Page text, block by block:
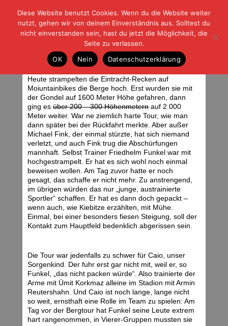
| | |BLOG-GFußball und der Rest
HOME|REGELN|IMPRESSUM |DATENSCHUTZ
Friedhelm im Peloton
Donnerstag, 10.07.08 | 15:09 Uhr
Heute strampelten die Eintracht-Recken auf
Moiuntainbikes die Berge hoch. Erst wurden sie mit
der Gondel auf 1600 Meter Höhe gefahren, dann
ging es über 200 – 300 Höhenmetern auf 2.000
Meter weiter. War ne ziemlich harte Tour, wie man
dann später bei der Rückfahrt merkte. Aber außer
Michael Fink, der einmal stürzte, hat sich niemand
verletzt, und auch Fink trug die Abschürfungen
mannhaft. Selbst Trainer Friedhelm Funkel war mit
hochgestrampelt. Er hat es sich wohl noch einmal
beweisen wollen. Am Tag zuvor hatte er noch
gesagt, das schaffe er nicht mehr. Zu anstrengend,
im übrigen würden das nur „junge, austrainierte
Sportler“ schaffen. Er hat es dann doch gepackt –
wenn auch, wie Kiebitze erzählten, mit Mühe.
Einmal, bei einer besonders fiesen Steigung, soll der
Kontakt zum Hauptfeld bedenklich abgerissen sein.
Die Tour war jedenfalls zu schwer für Caio, unser
Sorgenkind. Der fuhr erst gar nicht mit, weil er, so
Funkel, „das nicht packen würde“. Also trainierte der
Arme mit Ümit Korkmaz alleine im Stadion mit Armin
Reutershahn. Und Caio ist noch lange, lange nicht
so weit, ernsthaft eine Rolle im Team zu spielen: Am
Tag vor der Bergtour hat Funkel seine Leute extrem
hart rangenommen, in Vierer-Gruppen mussten sie
Diese Website benutzt Cookies. Wenn du die Website weiter
nutzt, gehen wir von deinem Einverständnis aus. Solltest du
nicht einverstanden sein, hast du jetzt die Möglichkeit, die
Seite zu verlassen.
OK
Nein Datenschutzerklärung